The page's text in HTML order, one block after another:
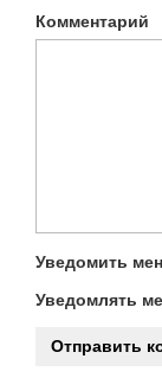
Комментарий
Уведомить
Уведомлять